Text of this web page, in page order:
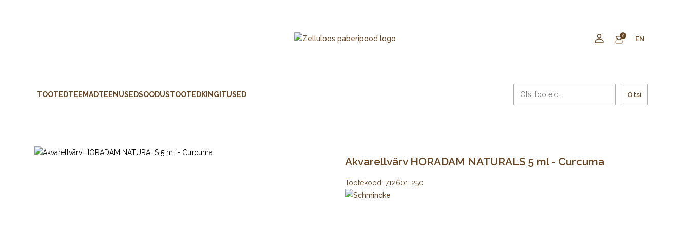
0 EN
TOOTEDTEEMADTEENUSEDSOODUSTOOTEDKINGITUSED Otsi
Akvarellvärv HORADAM NATURALS 5 ml - Curcuma
Tootekood: 712601-250